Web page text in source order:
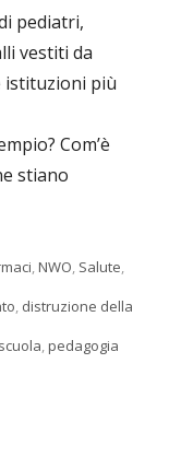
pediatri,
vestiti da
istituzioni più
Com’è
stiano
,NWO, Salute,
, distruzione della
,pedagogia